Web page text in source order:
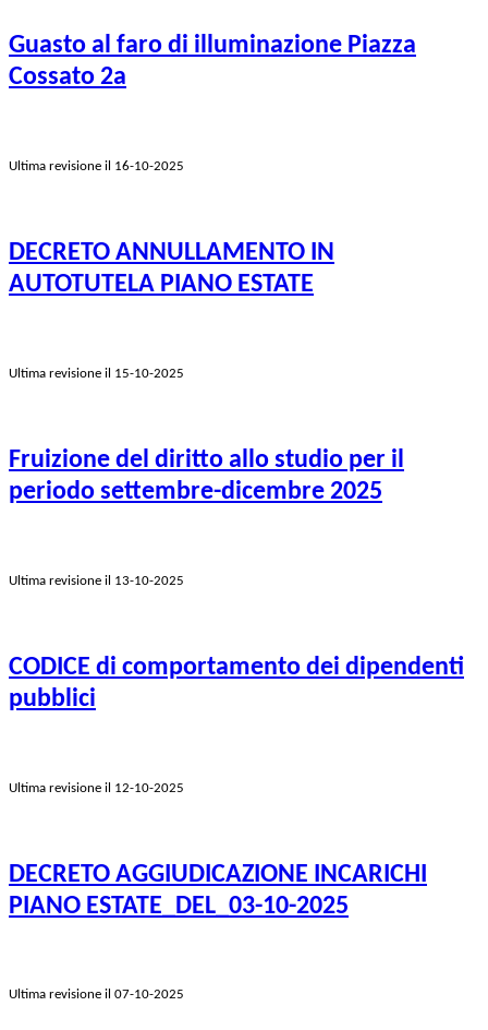
Guasto al faro di illuminazione Piazza
Cossato 2a
Ultima revisione il 16-10-2025
DECRETO ANNULLAMENTO IN
AUTOTUTELA PIANO ESTATE
Ultima revisione il 15-10-2025
Fruizione del diritto allo studio per il
periodo settembre-dicembre 2025
Ultima revisione il 13-10-2025
CODICE di comportamento dei dipendenti
pubblici
Ultima revisione il 12-10-2025
DECRETO AGGIUDICAZIONE INCARICHI
PIANO ESTATE_DEL_03-10-2025
Ultima revisione il 07-10-2025